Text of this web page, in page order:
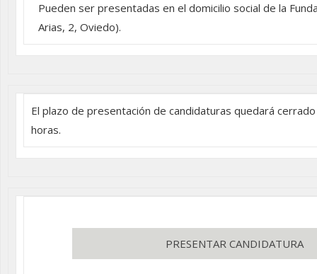
Pueden ser presentadas en el domicilio social de la
Arias, 2, Oviedo).
El plazo de presentación de candidaturas quedará
horas.
PRESENTAR CANDIDATURA